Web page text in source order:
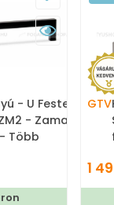
- U Festett -
- Zamak
Több
GTV
1